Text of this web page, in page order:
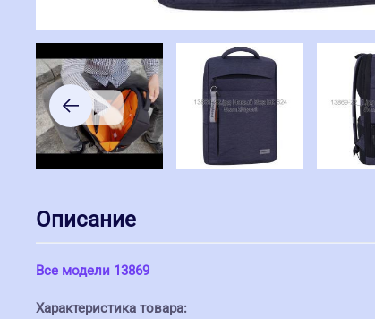
Описание
Все модели 13869
Характеристика товара: